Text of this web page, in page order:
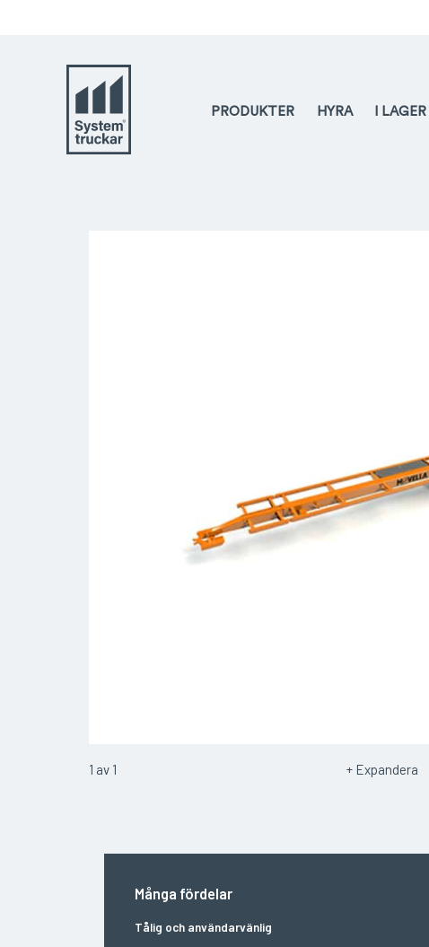
PRODUKTER HYRA I LAGER
1 av 1 Expandera
Många fördelar
Tålig och användarvänlig